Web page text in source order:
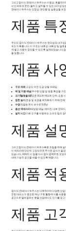
그리고접이식 컨테이너 하우스는 이동성, 효율적이
서 신속하게 운반, 펼치고 설치할 수 있는 내구성
컨테이너 하우스는 안정성, 편안함 및 실용성을 보
제품 특
우리의 접이식 컨테이너 하우스는 편의성과 내구
속도가 빠릅니다. 이 구조는 내후성, 내화성 및 열
게 쌓고 사용자 정의할 수 있도록 설계되었습니다.
을 맞춥니다.
제품 사
구조 재료:고강도 아연 도금 강철 프레임
벽 및 지붕 패널:우수한 단열 및 방음 특성을 가
크기(펼쳤을 때):표준 20피트/40피트 단위, 요청
접힌 높이:운송 및 보관을 최적화하기 위해 전체
수명:적절한 유지 보수로 15-20년
옵션 액세서리:태양광 패널, 에어컨, 내부 칸막
설치 시간:기본 도구를 사용하는 소규모 팀의 경
제품 설
그리고접이식 컨테이너 하우스빠른 조립을 위해 설
이 제자리에 단단히 고정되므로 무거운 공사가 필
있습니다. 재배치 시 집을 다시 접어 컴팩트한 모양
내에 기능적 공간을 세울 수 있도록 해줍니다.
제품 적
접이식 컨테이너 하우스는 다목적이며 다양한 산
전한 대피소가 중요한 재난 구호 활동에 이를 사용
공간으로 탈바꿈하는 호텔 산업에서도 인기를 얻
제품 고